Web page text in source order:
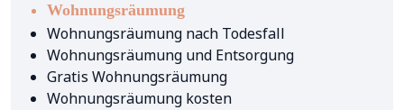
Wohnungsräumung
Wohnungsräumung nach Todesfall
Wohnungsräumung und Entsorgung
Gratis Wohnungsräumung
Wohnungsräumung kosten